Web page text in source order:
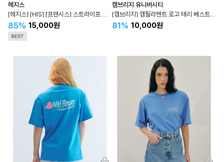
헤지스
85% 15,000원
캠브리지 유니버시티
81% 10,000원